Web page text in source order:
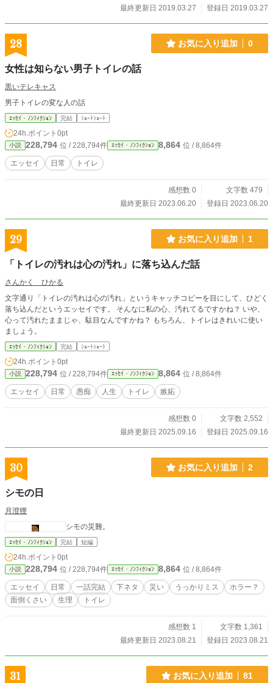
最終更新日 2019.03.27
登録日 2019.03.27
28 お気に入り追加 0
女性は知らない男子トイレの話
黒いテレキャス
男子トイレの変な人の話
ｴｯｾｲ・ﾉﾝﾌｨｸｼｮﾝ 完結 ｼｮｰﾄｼｮｰﾄ
24h.ポイント 0pt
小説 228,794 位 / 228,794件 ｴｯｾｲ・ﾉﾝﾌｨｸｼｮﾝ 8,864 位 / 8,864件
エッセイ 日常 トイレ
感想数 0
文字数 479
最終更新日 2023.06.20
登録日 2023.06.20
29 お気に入り追加 1
「トイレの汚れは心の汚れ」に落ち込んだ話
さんかく ひかる
文字通り「トイレの汚れは心の汚れ」というキャッチコピーを目にして、ひどく
落ち込んだというエッセイです。 そんなに私の心、汚れてるですかね？ いや、
心って汚れたままじゃ、駄目なんですかね？ もちろん、トイレはきれいに使い
ましょう。
ｴｯｾｲ・ﾉﾝﾌｨｸｼｮﾝ 完結 ｼｮｰﾄｼｮｰﾄ
24h.ポイント 0pt
小説 228,794 位 / 228,794件 ｴｯｾｲ・ﾉﾝﾌｨｸｼｮﾝ 8,864 位 / 8,864件
エッセイ 日常 愚痴 人生 トイレ 嫉妬
感想数 0
文字数 2,552
最終更新日 2025.09.16
登録日 2025.09.16
30 お気に入り追加 2
シモの日
月澄狸
シモの災難。
ｴｯｾｲ・ﾉﾝﾌｨｸｼｮﾝ 完結 短編
24h.ポイント 0pt
小説 228,794 位 / 228,794件 ｴｯｾｲ・ﾉﾝﾌｨｸｼｮﾝ 8,864 位 / 8,864件
エッセイ 日常 一話完結 下ネタ 災い うっかりミス
ホラー？
面倒くさい
生理 トイレ
感想数 1
文字数 1,361
最終更新日 2023.08.21
登録日 2023.08.21
31 お気に入り追加 81